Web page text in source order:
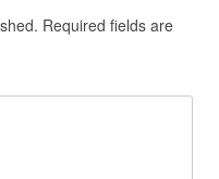
Required fields are